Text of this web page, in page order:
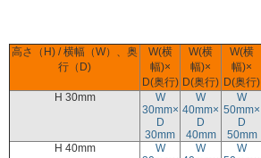
高さ（H) / 横幅（W）、奥
行（D)
W(横
幅)×
D(奥行)
W(横
幅)×
D(奥行)
W(横
幅)×
D(奥行)
H 30mm
W
30mm×
D
30mm
W
40mm×
D
40mm
W
50mm×
D
50mm
H 40mm
W
W
W